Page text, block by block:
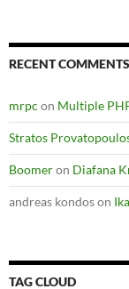
RECENT COMMENTS
mrpc on Multiple
Stratos
Boomeron Diafana
andreas kondoson
TAG CLOUD